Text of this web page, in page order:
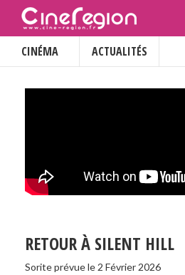
CINÉMA ACTUALITÉS
RETOUR À SILENT HILL
Sorite prévue le 2 Février 2026